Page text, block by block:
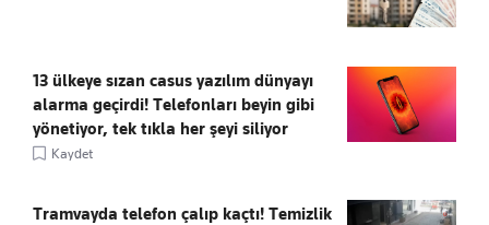
13 ülkeye sızan casus yazılım dünyayı
alarma geçirdi! Telefonları beyin gibi
yönetiyor, tek tıkla her şeyi siliyor
Kaydet
Tramvayda telefon çalıp kaçtı! Temizlik